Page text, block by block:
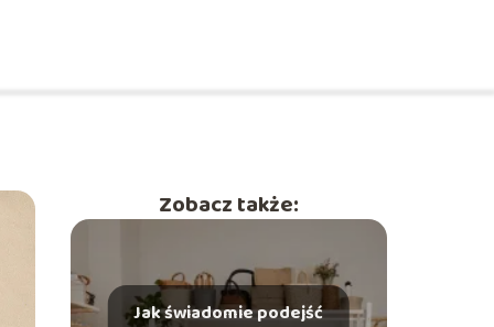
Zobacz także:
Jak świadomie podejść